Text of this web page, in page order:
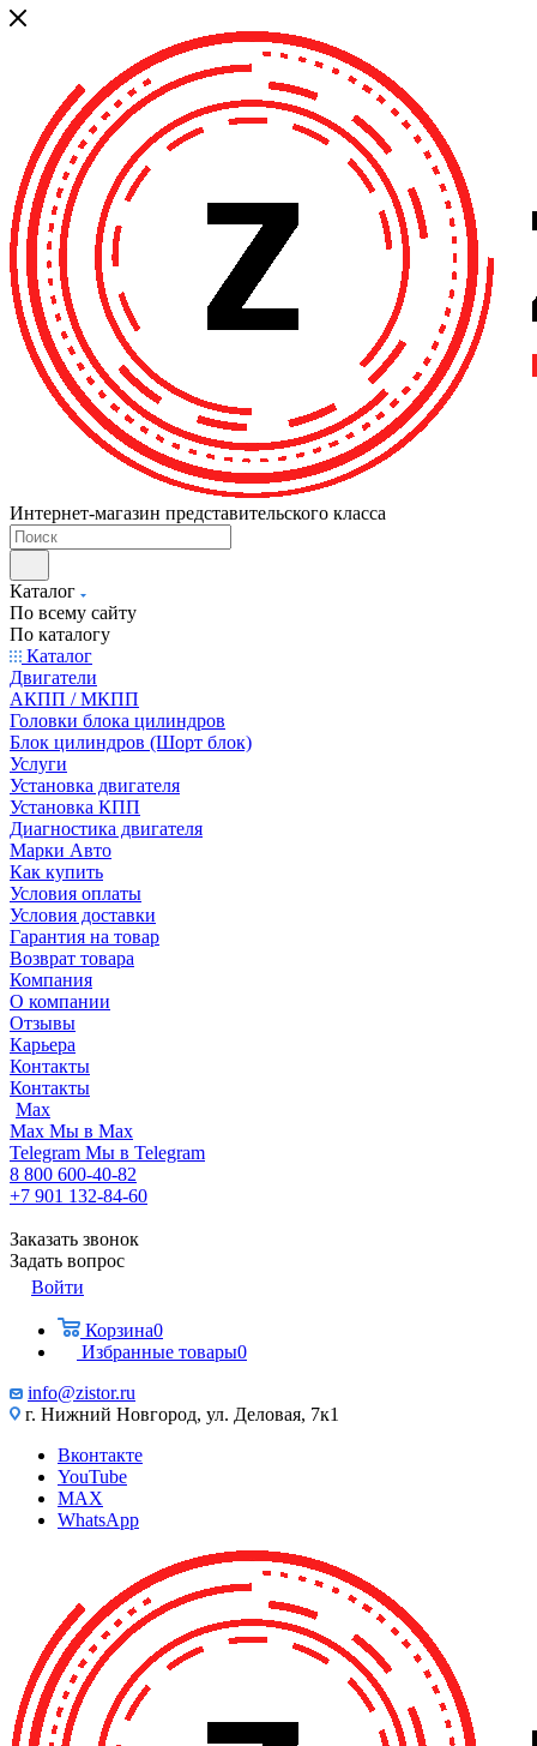
Интернет-магазин представительского класса
Каталог
По всему сайту
По каталогу
Каталог
Двигатели
АКПП / МКПП
Головки блока цилиндров
Блок цилиндров (Шорт блок)
Услуги
Установка двигателя
Установка КПП
Диагностика двигателя
Марки Авто
Как купить
Условия оплаты
Условия доставки
Гарантия на товар
Возврат товара
Компания
О компании
Отзывы
Карьера
Контакты
Контакты
Max
Max Мы в Max
Telegram Мы в Telegram
8 800 600-40-82
+7 901 132-84-60
Заказать звонок
Задать вопрос
Войти
Корзина0
Избранные товары0
info@zistor.ru
г. Нижний Новгород, ул. Деловая, 7к1
Вконтакте
YouTube
MAX
WhatsApp